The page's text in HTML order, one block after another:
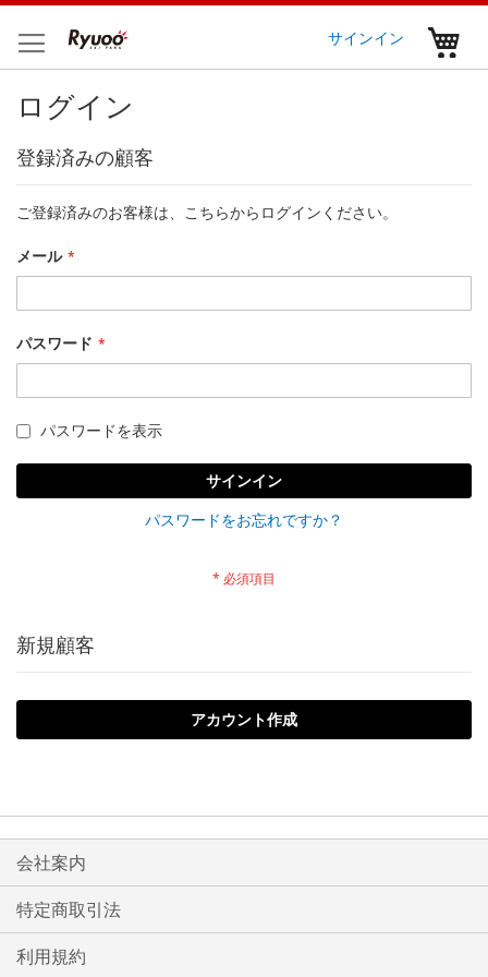
ン
テ
ツ
に
ス
キ
プ
サインイン
ログイン
登録済みの顧客
ご登録済みのお客様は、こちらからログインください。
メール
パスワード
パスワードを表示
サインイン
パスワードをお忘れですか？
新規顧客
アカウント作成
会社案内
特定商取引法
利用規約